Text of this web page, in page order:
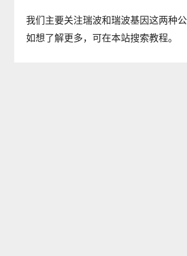
我们主要关注瑞波和瑞波基因这两种公
如想了解更多，可在本站搜索教程。